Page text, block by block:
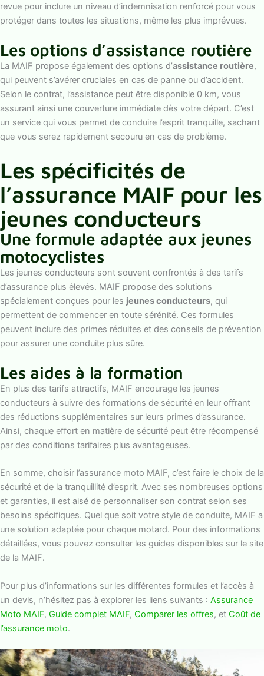
revue pour inclure un niveau d’indemnisation renforcé pour vous
protéger dans toutes les situations, même les plus imprévues.
Les options d’assistance routière
La MAIF propose également des options d’assistance routière,
qui peuvent s’avérer cruciales en cas de panne ou d’accident.
Selon le contrat, l’assistance peut être disponible 0 km, vous
assurant ainsi une couverture immédiate dès votre départ. C’est
un service qui vous permet de conduire l’esprit tranquille, sachant
que vous serez rapidement secouru en cas de problème.
Les spécificités de
l’assurance MAIF pour les
jeunes conducteurs
Une formule adaptée aux jeunes
motocyclistes
Les jeunes conducteurs sont souvent confrontés à des tarifs
d’assurance plus élevés. MAIF propose des solutions
spécialement conçues pour les jeunes conducteurs, qui
permettent de commencer en toute sérénité. Ces formules
peuvent inclure des primes réduites et des conseils de prévention
pour assurer une conduite plus sûre.
Les aides à la formation
En plus des tarifs attractifs, MAIF encourage les jeunes
conducteurs à suivre des formations de sécurité en leur offrant
des réductions supplémentaires sur leurs primes d’assurance.
Ainsi, chaque effort en matière de sécurité peut être récompensé
par des conditions tarifaires plus avantageuses.
En somme, choisir l’assurance moto MAIF, c’est faire le choix de la
sécurité et de la tranquillité d’esprit. Avec ses nombreuses options
et garanties, il est aisé de personnaliser son contrat selon ses
besoins spécifiques. Quel que soit votre style de conduite, MAIF a
une solution adaptée pour chaque motard. Pour des informations
détaillées, vous pouvez consulter les guides disponibles sur le site
de la MAIF.
Pour plus d’informations sur les différentes formules et l’accès à
un devis, n’hésitez pas à explorer les liens suivants : Assurance
Moto MAIF, Guide complet MAIF, Comparer les offres, et Coût de
l’assurance moto.